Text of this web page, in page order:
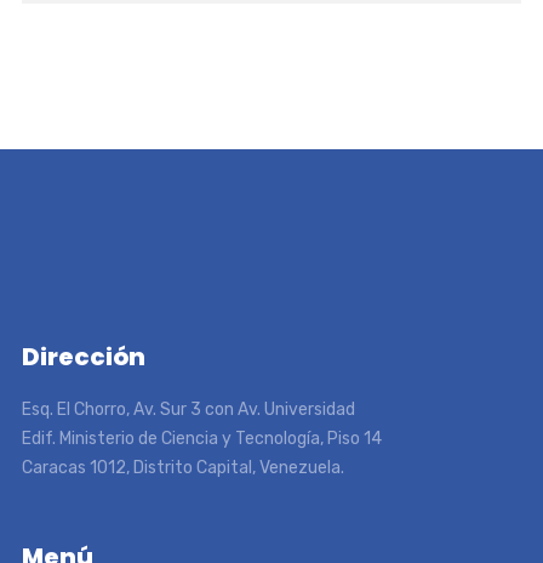
Dirección
Esq. El Chorro, Av. Sur 3 con Av. Universidad
Edif. Ministerio de Ciencia y Tecnología, Piso 14
Caracas 1012, Distrito Capital, Venezuela.